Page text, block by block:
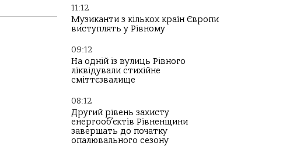
11:12
Музиканти з кількох країн Європи
виступлять у Рівному
09:12
На одній із вулиць Рівного
ліквідували стихійне
сміттєзвалище
08:12
Другий рівень захисту
енергооб’єктів Рівненщини
завершать до початку
опалювального сезону